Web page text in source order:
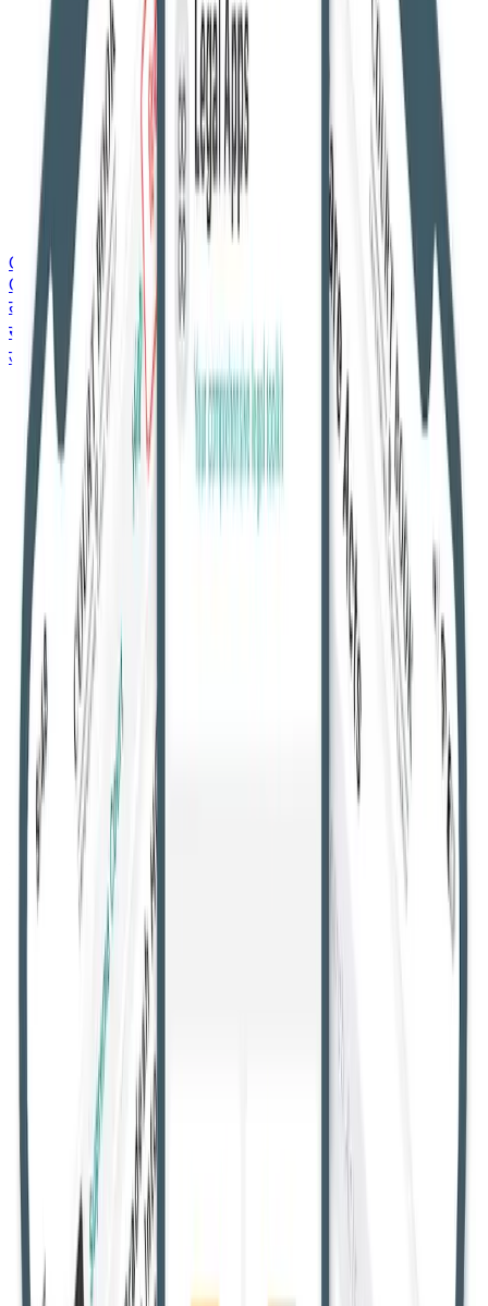
Courtbook English
Courtbook English
ताज़ा ख़बरें
सर्वोच्च न्यायालय
उच्च न्यायालय
सभी उच्च न्यायालय गुजरात उच्च न्यायालय
मणिपुर
उच्च न्यायालय
मद्रास उच्च न्यायालय
केरल उच्च
न्यायालय
कर्नाटक उच्च न्यायालय
जम्मू और कश्मीर
व लद्दाख उच्च न्यायालय
गुवाहाटी उच्च न्यायालय
कलकत्ता उच्च न्यायालय
इलाहाबाद उच्च न्यायालय
पंजाब और हरियाणा उच्च न्यायालय
तेलंगाना उच्च न्यायालय
उपभोक्ता मामले
एआईबीई एवं नियुक्ति
सर्वोच्च न्यायालय
सुप्रीम कोर्ट ने मुंबई में कबूतरों को दाना खिलाने
पर आपराधिक कार्रवाई के बॉम्बे हाईकोर्ट के